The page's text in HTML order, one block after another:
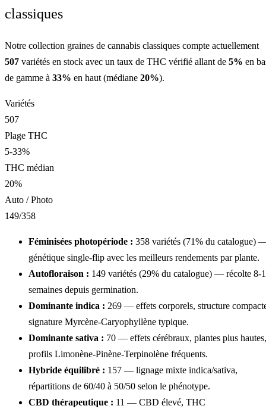
classiques
Notre collection graines de cannabis classiques compte actuellement
507 variétés en stock avec un taux de THC vérifié allant de 5% en
de gamme à 33% en haut (médiane 20%).
Variétés
507
Plage THC
5-33%
THC médian
20%
Auto / Photo
149/358
Féminisées photopériode : 358 variétés (71% du catalogue)
génétique single-flip avec les meilleurs rendements par plante.
Autofloraison : 149 variétés (29% du catalogue) — récolte 8-
semaines depuis germination.
Dominante indica : 269 — effets corporels, structure
signature Myrcène-Caryophyllène typique.
Dominante sativa : 70 — effets cérébraux, plantes plus hautes,
profils Limonène-Pinène-Terpinolène fréquents.
Hybride équilibré : 157 — lignage mixte indica/sativa,
répartitions de 60/40 à 50/50 selon le phénotype.
CBD thérapeutique : 11 — CBD élevé, THC